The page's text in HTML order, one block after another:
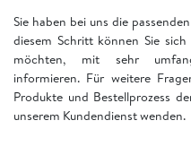
Sie haben bei uns die
diesem Schritt können Sie
möchten, mit sehr
informieren. Für weitere
Produkte und Bestellprozess
unserem Kundendienst wenden.